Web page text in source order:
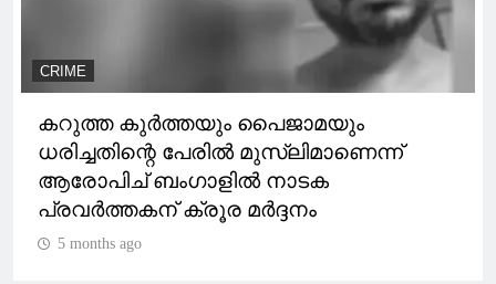
CRIME
കറുത്ത കുർത്തയും പൈജാമയും
ധരിച്ചതിന്റെ പേരിൽ മുസ്‌ലിമാണെന്ന്
ആരോപിച് ബംഗാളിൽ നാടക
പ്രവർത്തകന് ക്രൂര മർദ്ദനം
5 months ago